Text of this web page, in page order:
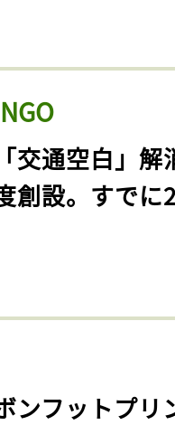
交通空白」解
創設。すでに
ンフットプリ